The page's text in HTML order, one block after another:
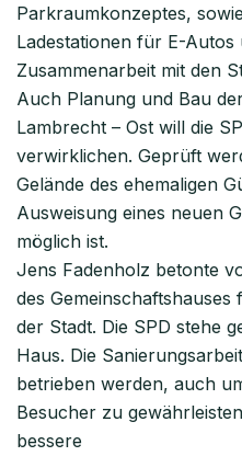
Parkraumkonzeptes,
Ladestationen für E-
Zusammenarbeit mit den
Auch Planung und Bau
Lambrecht – Ost will die
verwirklichen. Geprüft
Gelände des ehemaligen
Ausweisung eines neuen
möglich ist.
Jens Fadenholz betonte
des
der Stadt. Die SPD stehe
Haus. Die
betrieben werden, auch
Besucher zu
bessere